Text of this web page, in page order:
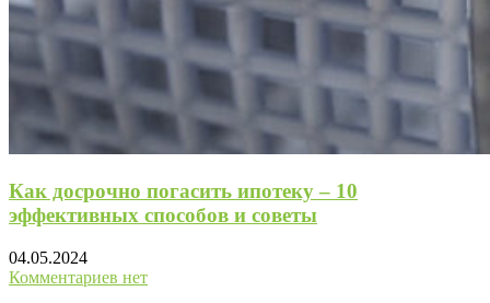
Как досрочно погасить ипотеку – 10
эффективных способов и советы
04.05.2024
Комментариев нет